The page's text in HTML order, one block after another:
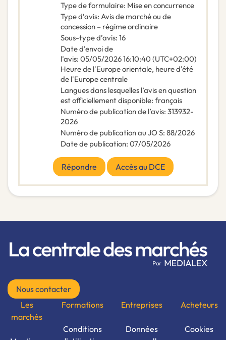
Type de formulaire: Mise en concurrence
Type d’avis: Avis de marché ou de
concession – régime ordinaire
Sous-type d’avis: 16
Date d’envoi de
l’avis: 05/05/202616:10:40 (UTC+02:00)
Heure de l'Europe orientale, heure d'été
de l'Europe centrale
Langues dans lesquelles l’avis en question
est officiellement disponible: français
Numéro de publication de l’avis: 313932-
2026
Numéro de publication au JO S: 88/2026
Date de publication: 07/05/2026
Répondre Accès au DCE
Nous contacter
Les
marchés
Formations
Conditions
Entreprises
Données
Acheteurs
Cookies